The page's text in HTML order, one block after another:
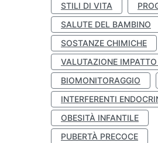
STILI DI VITA
SALUTE DEL BAMBINO
SOSTANZE CHIMICHE
VALUTAZIONE
BIOMONITORAGGIO
INTERFERENTI
OBESITÀ INFANTILE
PUBERTÀ PRECOCE